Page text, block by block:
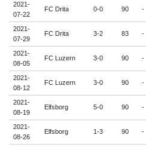
2021-
07-22
FC Drita 0-0 90 -
2021-
07-29
FC Drita 3-2 83 -
2021-
08-05
FC Luzern 3-0 90 -
2021-
08-12
FC Luzern 3-0 90 -
2021-
08-19
Elfsborg 5-0 90 -
2021-
08-26
Elfsborg 1-3 90 -